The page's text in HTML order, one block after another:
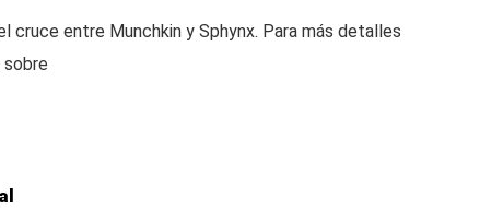
cruce entre Munchkin y Sphynx. Para más detalles